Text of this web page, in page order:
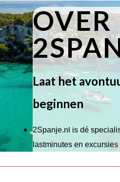
OVER
Laat het
beginnen
2Spanje.nl is dé
lastminutes en
Wij hebben een breed